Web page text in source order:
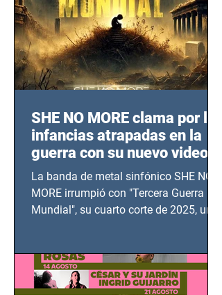
SHE NO MORE clama por las
infancias atrapadas en la
guerra con su nuevo video
TERCERA GUERRA
MUNDIAL
La banda de metal sinfónico SHE NO
MORE irrumpió con "Tercera Guerra
Mundial", su cuarto corte de 2025, un
bélicos.